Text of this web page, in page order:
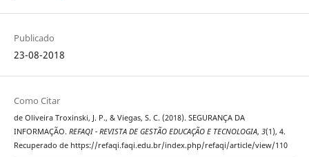
Publicado
23-08-2018
Como Citar
de Oliveira Troxinski, J. P., & Viegas, S. C. (2018). SEGURANÇA DA
INFORMAÇÃO. REFAQI - REVISTA DE GESTÃO EDUCAÇÃO E TECNOLOGIA, 3(1), 4.
Recuperado de https://refaqi.faqi.edu.br/index.php/refaqi/article/view/110